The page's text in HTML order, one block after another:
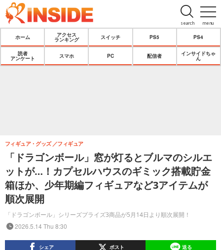
menu
search
ホーム
アクセス
ランキング
スイッチ PS5 PS4
読者
アンケート
スマホ PC 配信者
インサイドちゃ
ん
「ドラゴンボール」窓が灯るとブルマのシルエ
ットが…！カプセルハウスのギミック搭載貯金
箱ほか、少年期編フィギュアなど3アイテムが
順次展開
「ドラゴンボール」シリーズプライズ3商品が5月14日より順次展開！
フィギュア・グッズ フィギュア
2026.5.14 Thu 8:30
シェア ポスト 送る